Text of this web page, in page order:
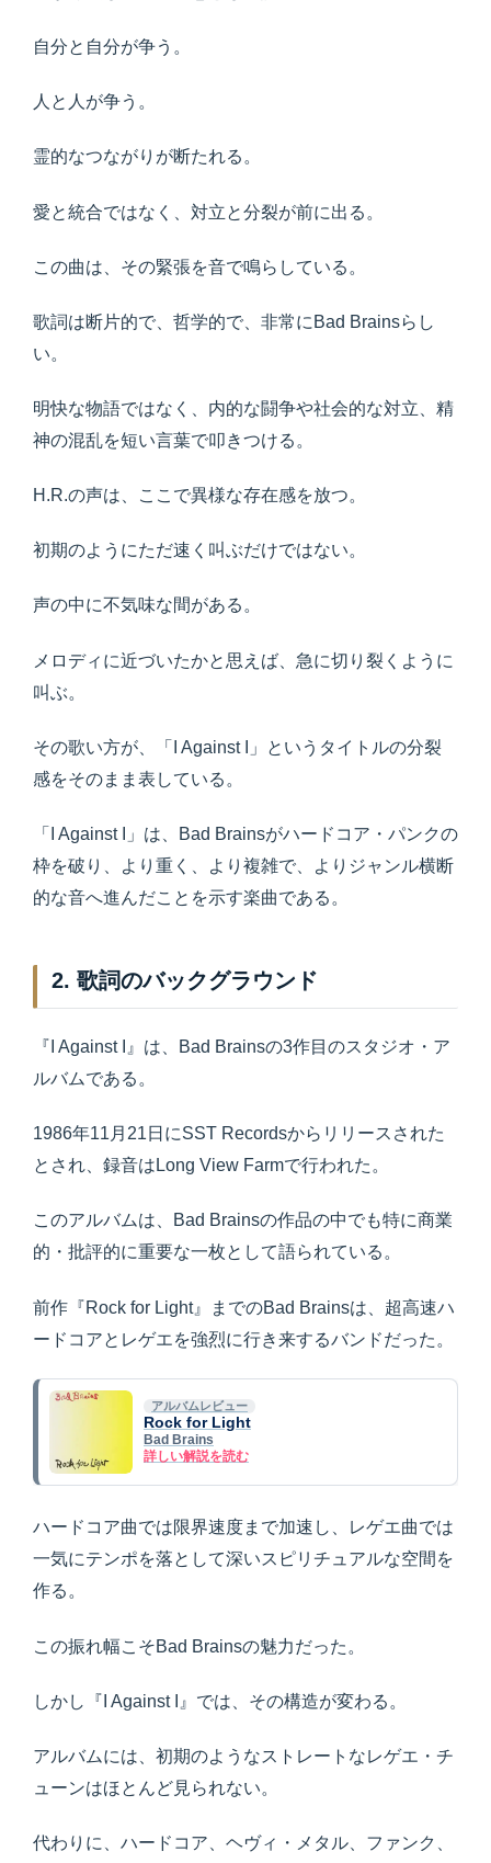
自分と自分が争う。
人と人が争う。
霊的なつながりが断たれる。
愛と統合ではなく、対立と分裂が前に出る。
この曲は、その緊張を音で鳴らしている。
歌詞は断片的で、哲学的で、非常にBad Brainsらし
い。
明快な物語ではなく、内的な闘争や社会的な対立、精
神の混乱を短い言葉で叩きつける。
H.R.の声は、ここで異様な存在感を放つ。
初期のようにただ速く叫ぶだけではない。
声の中に不気味な間がある。
メロディに近づいたかと思えば、急に切り裂くように
叫ぶ。
その歌い方が、「I Against I」というタイトルの分裂
感をそのまま表している。
「I Against I」は、Bad Brainsがハードコア・パンクの
枠を破り、より重く、より複雑で、よりジャンル横断
的な音へ進んだことを示す楽曲である。
2. 歌詞のバックグラウンド
『I Against I』は、Bad Brainsの3作目のスタジオ・ア
ルバムである。
1986年11月21日にSST Recordsからリリースされた
とされ、録音はLong View Farmで行われた。
このアルバムは、Bad Brainsの作品の中でも特に商業
的・批評的に重要な一枚として語られている。
前作『Rock for Light』までのBad Brainsは、超高速ハ
ードコアとレゲエを強烈に行き来するバンドだった。
アルバムレビュー
Rock for Light
Bad Brains
詳しい解説を読む
ハードコア曲では限界速度まで加速し、レゲエ曲では
一気にテンポを落として深いスピリチュアルな空間を
作る。
この振れ幅こそBad Brainsの魅力だった。
しかし『I Against I』では、その構造が変わる。
アルバムには、初期のようなストレートなレゲエ・チ
ューンはほとんど見られない。
代わりに、ハードコア、ヘヴィ・メタル、ファンク、